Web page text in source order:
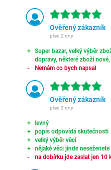
Ověřený zákazník
před 2 dny
Super bazar, velký výběr
dopravy, některé zboží
Nemám co bych napsal
Ověřený zákazník
před 3 dny
levný
popis odpovídá skutečnosti
velký výběr věcí
nějaké věci jinde neseženete
na dobírku jde zaslat jen 10